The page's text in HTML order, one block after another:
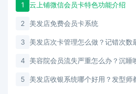
1 云上铺微信会员卡特色功能介绍
2 美发店免费会员卡系统
3 美发店次卡管理怎么做？记错次数
4 美容院会员流失严重怎么办？沉睡
5 美发店收银系统哪个好用？发型师